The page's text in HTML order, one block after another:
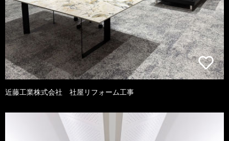
近藤工業株式会社 社屋リフォーム工事